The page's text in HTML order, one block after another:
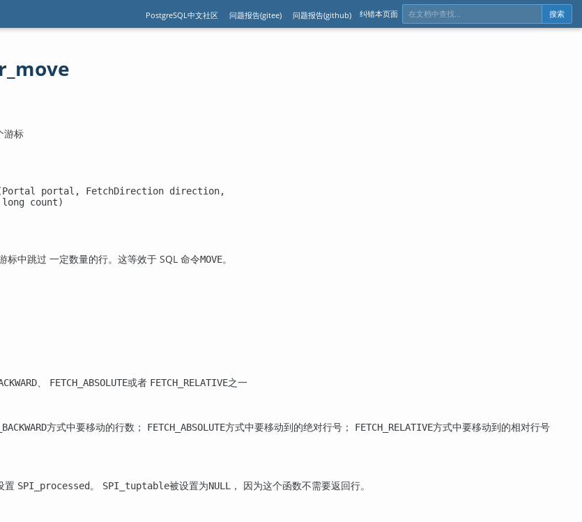
PostgreSQL中文社区 问题报告(gitee) 问题报告(github) 纠错本页面 搜索
游标
portal , FetchDirection direction,
long
count)
标中跳过 一定数量的行。这等效于 SQL 命令MOVE。
、 FETCH_ABSOLUTE或者 FETCH_RELATIVE之一
方式中要移动的行数； FETCH_ABSOLUTE方式中要移动到的绝对行号； FETCH_RELATIVE方式中要移动到的相对行号
置 SPI_processed。 SPI_tuptable被设置为NULL ， 因为这个函数不需要返回行。